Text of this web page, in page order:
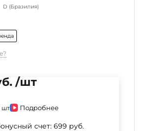
D (Бразилия)
/шт
шт Подробнее
счет: 699 руб.